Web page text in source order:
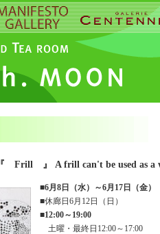
Frill 』 A frill can't be used as a
■6月8日（水）～6月17日（金）
■休廊日6月12日（日）
■12:00～19:00
土曜・最終日12:00～17:00